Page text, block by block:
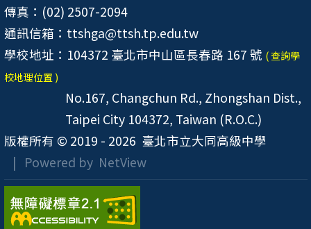
傳真：(02) 2507-2094
通訊信箱：ttshga@ttsh.tp.edu.tw
學校地址：104372 臺北市中山區長春路 167 號 ( 查詢學
校地理位置 )
No.167, Changchun Rd., Zhongshan Dist.,
Taipei City 104372, Taiwan (R.O.C.)
版權所有 © 2019 - 2026 臺北市立大同高級中學
| Powered by NetView